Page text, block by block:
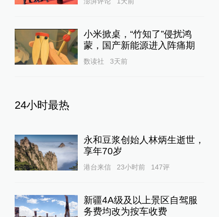
小米掀桌，“竹知了”侵扰鸿
蒙，国产新能源进入阵痛期
数读社 3天前
24小时最热
永和豆浆创始人林炳生逝世，
享年70岁
港台来信 23小时前 147评
新疆4A级及以上景区自驾服
务费均改为按车收费